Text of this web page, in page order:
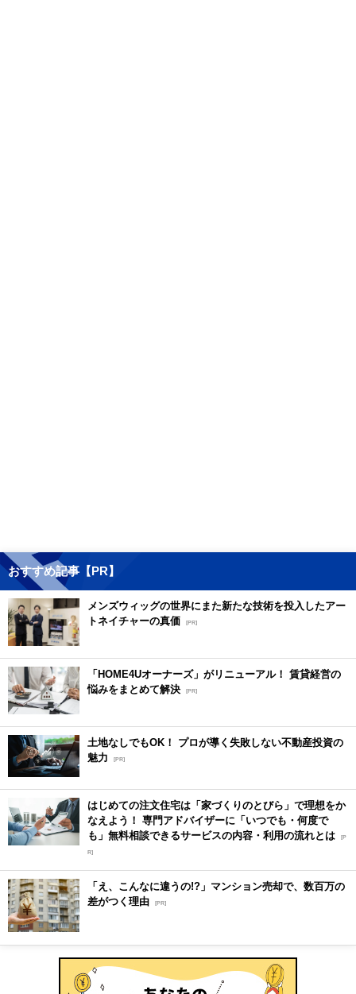
おすすめ記事【PR】
メンズウィッグの世界にまた新たな技術を投入したアー
トネイチャーの真価 [PR]
「HOME4Uオーナーズ」がリニューアル！ 賃貸経営の
悩みをまとめて解決 [PR]
土地なしでもOK！ プロが導く失敗しない不動産投資の
魅力
[PR]
はじめての注文住宅は「家づくりのとびら」で理想をか
なえよう！ 専門アドバイザーに「いつでも・何度で
も」無料相談できるサービスの内容・利用の流れとは [P
R]
「え、こんなに違うの!?」マンション売却で、数百万の
差がつく理由 [PR]